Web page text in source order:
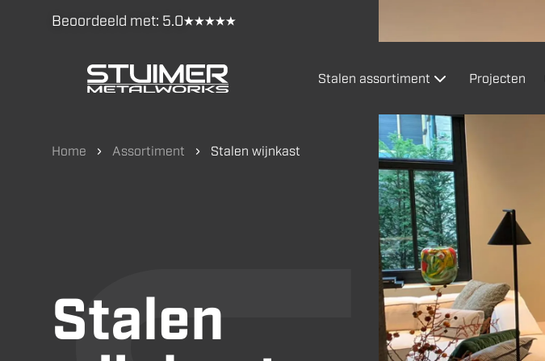
Beoordeeld met: 5.0
Stalen assortiment Projecten
Home Assortiment Stalen wijnkast
Stalen